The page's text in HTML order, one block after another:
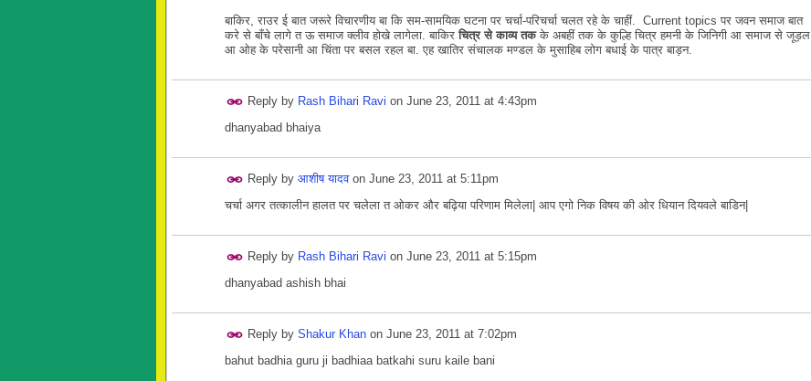
बाकिर, राउर ई बात जरूरे विचारणीय बा कि सम-सामयिक घटना पर चर्चा-परिचर्चा चलत रहे के चाहीं. Current topics पर जवन समाज बात
करे से बाँचे लागे त ऊ समाज क्लीव होखे लागेला. बाकिर चित्र से काव्य तकके अबहीं तक के कुल्हि चित्र हमनी के जिनिगी आ समाज से जूड़ल
आ ओह के परेसानी आ चिंता पर बसल रहल बा. एह खातिर संचालक मण्डल के मुसाहिब लोग बधाई के पात्र बाड़न.
Reply by Rash Bihari Ravi on June 23, 2011 at 4:43pm
dhanyabad bhaiya
Reply by आशीष यादवon June 23, 2011 at 5:11pm
चर्चा अगर तत्कालीन हालत पर चलेला त ओकर और बढ़िया परिणाम मिलेला| आप एगो निक विषय की ओर धियान दियवले बाडिन|
Reply by Rash Bihari Ravi on June 23, 2011 at 5:15pm
dhanyabad ashish bhai
Reply by Shakur Khan on June 23, 2011 at 7:02pm
bahut badhia guru ji badhiaa batkahi suru kaile bani